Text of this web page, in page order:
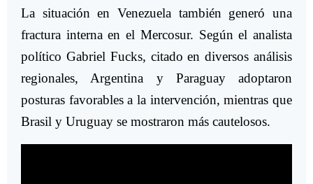
La situación en Venezuela también generó una
fractura interna en el Mercosur. Según el analista
político Gabriel Fucks, citado en diversos análisis
regionales, Argentina y Paraguay adoptaron
posturas favorables a la intervención, mientras que
Brasil y Uruguay se mostraron más cautelosos.